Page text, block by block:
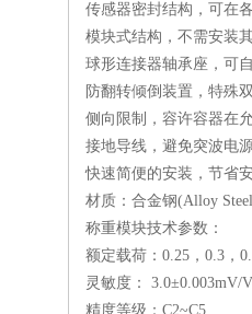
传感器密封结构，可在
模块式结构，不需安装
球形连接器轴承座，可
防翻转倾倒装置，特殊
侧向限制，容许容器在
接地导线，避免突波电
快速简便的安装，节省
材质：合金钢(Alloy
称重模块技术参数：
额定载荷：0.25，0.3，
灵敏度： 3.0±0.003mV/
精度等级：C2~C5